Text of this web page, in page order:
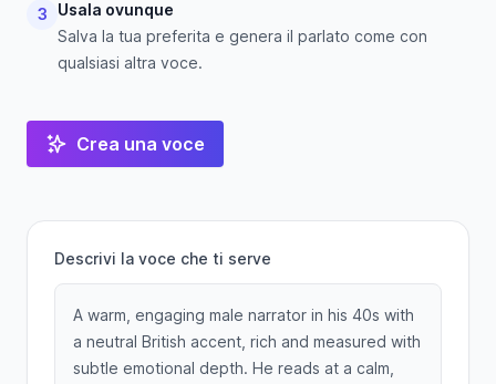
3
Usala ovunque
Salva la tua preferita e genera il parlato come con
qualsiasi altra voce.
Crea una voce
Descrivi la voce che ti serve
A warm, engaging male narrator in his 40s with
a neutral British accent, rich and measured with
subtle emotional depth. He reads at a calm,